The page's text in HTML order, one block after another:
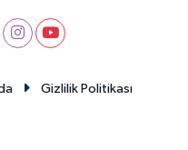
Gizlilik Politikası